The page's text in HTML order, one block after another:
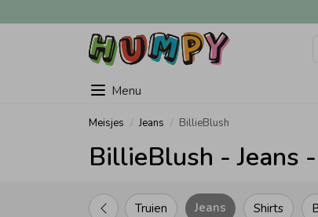
Menu
Meisjes Jeans BillieBlush
BillieBlush - Jeans
Shirts
Truien Jeans